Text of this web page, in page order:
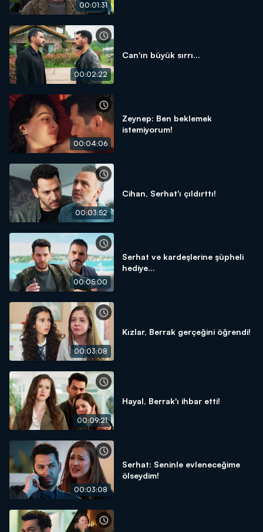
00:01:31
00:02:22
Can'ın büyük sırrı...
00:04:06
Zeynep: Ben beklemek
istemiyorum!
00:03:52
Cihan, Serhat'ı çıldırttı!
00:05:00
Serhat ve kardeşlerine şüpheli
hediye...
00:03:08
Kızlar, Berrak gerçeğini öğrendi!
00:09:21
Hayal, Berrak'ı ihbar etti!
00:03:08
Serhat: Seninle evleneceğime
ölseydim!